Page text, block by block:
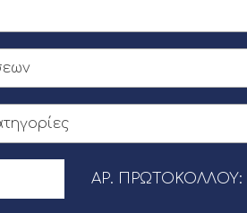
ΑΡ. ΠΡΩΤΟΚΌΛΛΟΥ: